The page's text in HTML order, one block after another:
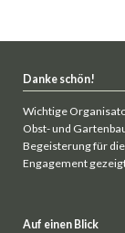
Danke schön!
Wichtige
Obst- und
Begeisterung für
Engagement
Auf einen Blick